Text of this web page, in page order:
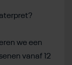
we een
vanaf 12